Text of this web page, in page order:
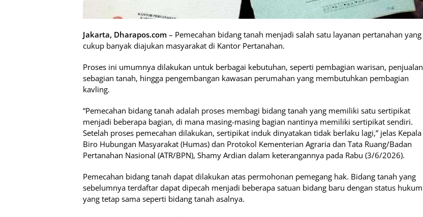
Jakarta, Dharapos.com – Pemecahan bidang tanah menjadi salah satu layanan pertanahan yang
cukup banyak diajukan masyarakat di Kantor Pertanahan.
Proses ini umumnya dilakukan untuk berbagai kebutuhan, seperti pembagian warisan, penjualan
sebagian tanah, hingga pengembangan kawasan perumahan yang membutuhkan pembagian
kavling.
“Pemecahan bidang tanah adalah proses membagi bidang tanah yang memiliki satu sertipikat
menjadi beberapa bagian, di mana masing-masing bagian nantinya memiliki sertipikat sendiri.
Setelah proses pemecahan dilakukan, sertipikat induk dinyatakan tidak berlaku lagi,” jelas Kepala
Biro Hubungan Masyarakat (Humas) dan Protokol Kementerian Agraria dan Tata Ruang/Badan
Pertanahan Nasional (ATR/BPN), Shamy Ardian dalam keterangannya pada Rabu (3/6/2026).
Pemecahan bidang tanah dapat dilakukan atas permohonan pemegang hak. Bidang tanah yang
sebelumnya terdaftar dapat dipecah menjadi beberapa satuan bidang baru dengan status hukum
yang tetap sama seperti bidang tanah asalnya.